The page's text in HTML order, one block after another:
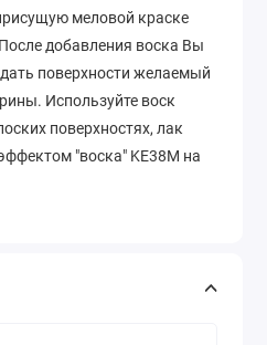
меловой краске
добавления воска Вы
поверхности желаемый
Используйте воск
поверхностях, лак
"воска" KE38M на
помещениях.